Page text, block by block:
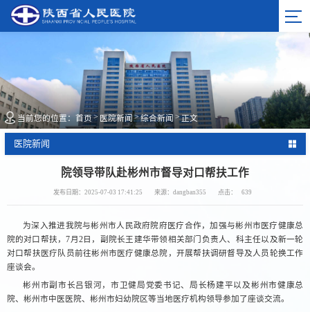
当前您的位置： 首页 > 医院新闻>综合新闻 >正文
医院新闻
院领导带队赴彬州市督导对口帮扶工作
发布日期：2025-07-03 17:41:25 来源：dangban355 点击： 639
为深入推进我院与彬州市人民政府院府医疗合作，加强与彬州市医疗健康总
院的对口帮扶，7月2日，副院长王建华带领相关部门负责人、科主任以及新一轮
对口帮扶医疗队员前往彬州市医疗健康总院，开展帮扶调研督导及人员轮换工作
座谈会。
彬州市副市长吕银河，市卫健局党委书记、局长杨建平以及彬州市健康总
院、彬州市中医医院、彬州市妇幼院区等当地医疗机构领导参加了座谈交流。